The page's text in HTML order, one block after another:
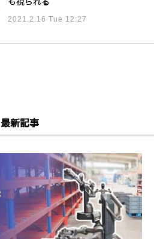
も視られる
2021.2.16 Tue 12:27
最新記事